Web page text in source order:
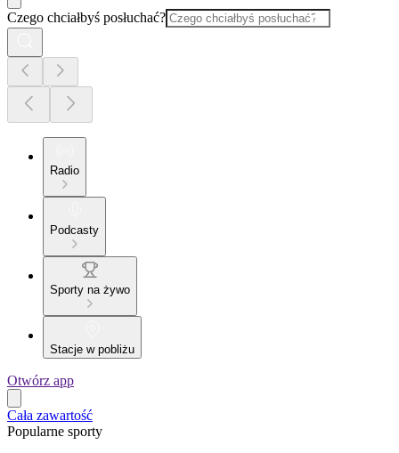
Czego chciałbyś posłuchać?
Radio
Podcasty
Sporty na żywo
Stacje w pobliżu
Otwórz app
Cała zawartość
Popularne sporty